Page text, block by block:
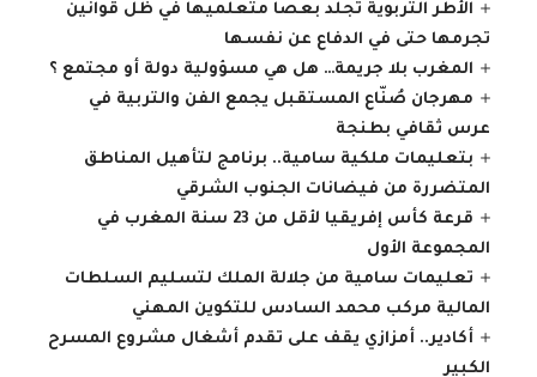
الأطر التربوية تجلد بعصا متعلميها في ظل قوانين
تجرمها حتى في الدفاع عن نفسها
المغرب بلا جريمة… هل هي مسؤولية دولة أو مجتمع ؟
مهرجان صُنّاع المستقبل يجمع الفن والتربية في
عرس ثقافي بطنجة
بتعليمات ملكية سامية.. برنامج لتأهيل المناطق
المتضررة من فيضانات الجنوب الشرقي
قرعة كأس إفريقيا لأقل من 23 سنة المغرب في
المجموعة الأول
تعليمات سامية من جلالة الملك لتسليم السلطات
المالية مركب محمد السادس للتكوين المهني
أكادير.. أمزازي يقف على تقدم أشغال مشروع المسرح
الكبير